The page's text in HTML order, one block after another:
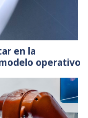
en la
operativo